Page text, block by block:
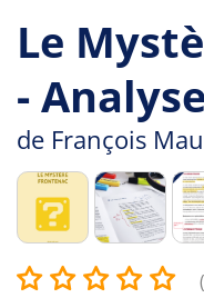
Le
-
de François